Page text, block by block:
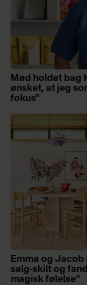
Mød holdet bag
ønsket, at jeg
fokus"
Emma og
salg-skilt og
magisk følelse”